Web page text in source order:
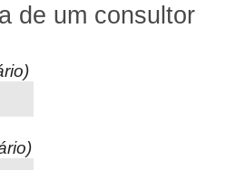
de um consultor